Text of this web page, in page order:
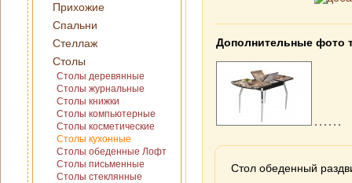
Прихожие
Спальни
Стеллаж
Столы
Столы деревянные
Столы журнальные
Столы книжки
Столы компьютерные
Столы косметические
Столы кухонные
Столы обеденные Лофт
Столы письменные
Столы стеклянные
Дополнительные фото
Стол обеденный